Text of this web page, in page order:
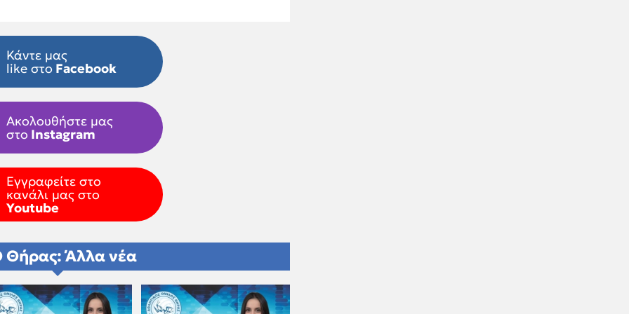
Κάντε μας
like στο Facebook
Ακολουθήστε μας
στο Instagram
Εγγραφείτε στο
κανάλι μας στο
Youtube
Άλλα νέα